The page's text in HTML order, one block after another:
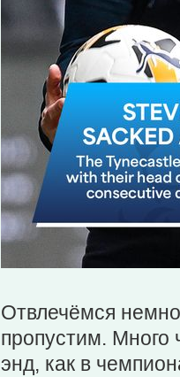
Отвлечёмся
пропустим. Много
энд, как в